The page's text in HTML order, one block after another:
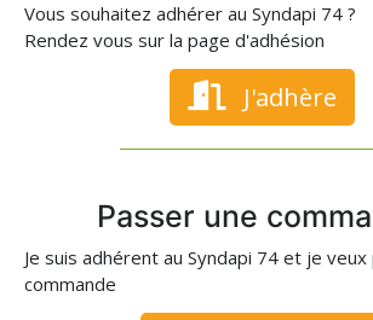
Vous souhaitez adhérer au Syndapi 74 ?
Rendez vous sur la page d'adhésion
J'adhère
Passer une
Je suis adhérent au Syndapi 74 et je
commande